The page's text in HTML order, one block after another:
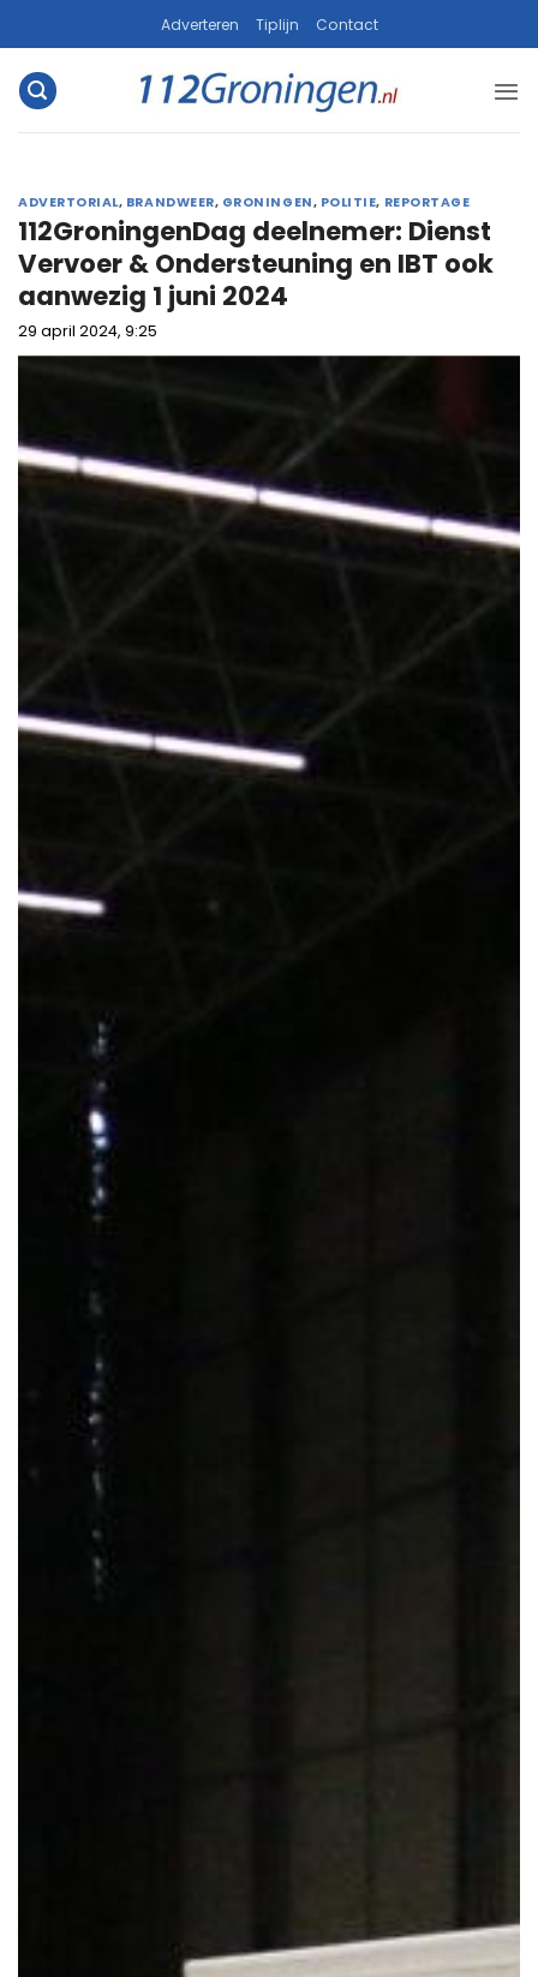
naar
inhoud
Adverteren Tiplijn Contact
ADVERTORIAL, BRANDWEER, GRONINGEN, POLITIE, REPORTAGE
112GroningenDag deelnemer: Dienst
Vervoer & Ondersteuning en IBT ook
aanwezig 1 juni 2024
29 april 2024, 9:25